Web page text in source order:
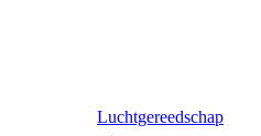
Luchtgereedschap